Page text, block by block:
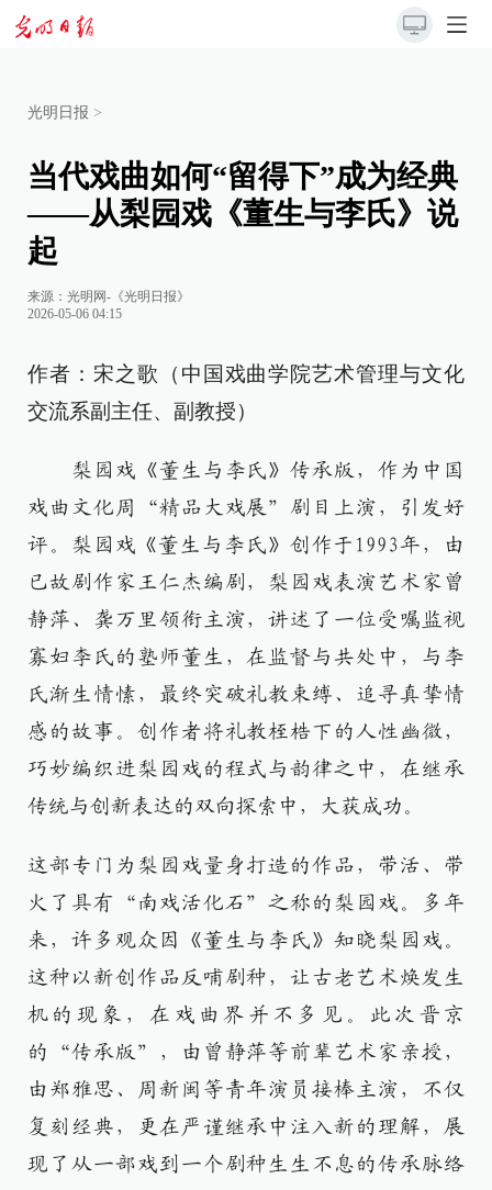
光明日报 >
当代戏曲如何“留得下”成为经典
——从梨园戏《董生与李氏》说
起
来源： 光明网-《光明日报》
2026-05-06 04:15
作者：宋之歌（中国戏曲学院艺术管理与文化
交流系副主任、副教授）
梨园戏《董生与李氏》传承版，作为中国
戏曲文化周“精品大戏展”剧目上演，引发好
评。梨园戏《董生与李氏》创作于1993年，由
已故剧作家王仁杰编剧，梨园戏表演艺术家曾
静萍、龚万里领衔主演，讲述了一位受嘱监视
寡妇李氏的塾师董生，在监督与共处中，与李
氏渐生情愫，最终突破礼教束缚、追寻真挚情
感的故事。创作者将礼教桎梏下的人性幽微，
巧妙编织进梨园戏的程式与韵律之中，在继承
传统与创新表达的双向探索中，大获成功。
这部专门为梨园戏量身打造的作品，带活、带
火了具有“南戏活化石”之称的梨园戏。多年
来，许多观众因《董生与李氏》知晓梨园戏。
这种以新创作品反哺剧种，让古老艺术焕发生
机的现象，在戏曲界并不多见。此次晋京
的“传承版”，由曾静萍等前辈艺术家亲授，
由郑雅思、周新闽等青年演员接棒主演，不仅
复刻经典，更在严谨继承中注入新的理解，展
现了从一部戏到一个剧种生生不息的传承脉络